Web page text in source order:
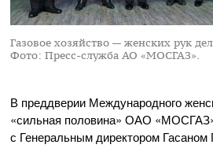
Газовое хозяйство — женских рук
Фото: Пресс-служба АО «МОСГАЗ».
В преддверии Международного
«сильная половина» ОАО
с Генеральным директором Гасаном